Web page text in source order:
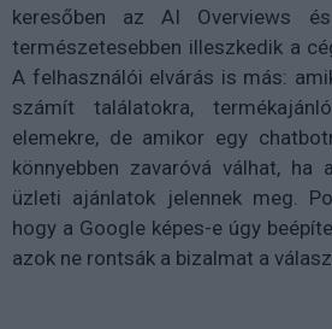
keresőben az AI Overviews
természetesebben illeszkedik a
A felhasználói elvárás is más:
számít találatokra,
elemekre, de amikor egy
könnyebben zavaróvá válhat, ha
üzleti ajánlatok jelennek meg.
hogy a Google képes-e úgy
azok ne rontsák a bizalmat a